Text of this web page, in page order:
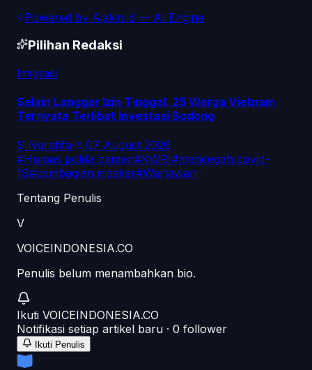
Powered by Ajakin.id — AI Engine
Pilihan Redaksi
Imigrasi
Selain Langgar Izin Tinggal, 25 Warga Vietnam
Ternyata Terlibat Investasi Bodong
S Nurafifa·
07 August 2026
#Humas polda banten#KWRI#mencegah covid-
19#pembagian masker#Wartawan
Tentang Penulis
V
VOICEINDONESIA.CO
Penulis belum menambahkan bio.
Ikuti VOICEINDONESIA.CO
Notifikasi setiap artikel baru · 0 follower
Ikuti Penulis